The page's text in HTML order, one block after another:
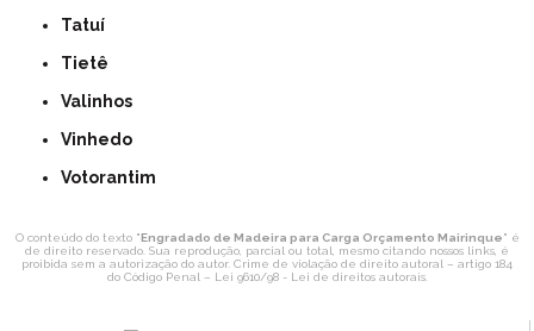
Tatuí
Tietê
Valinhos
Vinhedo
Votorantim
O conteúdo do texto "Engradado de Madeira para Carga Orçamento Mairinque" é
de direito reservado. Sua reprodução, parcial ou total, mesmo citando nossos links, é
proibida sem a autorização do autor. Crime de violação de direito autoral – artigo 184
do Código Penal – Lei 9610/98 - Lei de direitos autorais.